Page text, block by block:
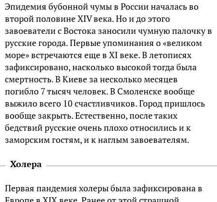
Эпидемия бубонной чумы в России началась во
второй половинеXIVвека. Но и до этого
завоеватели с Востока заносили чумную палочку в
русские города. Первые упоминания о «великом
море» встречаются еще в XI веке. В летописях
зафиксировано, насколько высокой тогда была
смертность. В Киеве за несколько месяцев
погибло 7 тысяч человек. В Смоленске вообще
выжило всего 10 счастливчиков. Город пришлось
вообще закрыть. Естественно, после таких
бедствий русские очень плохо относились и к
заморским гостям, и к наглым завоевателям.
Холера
Первая пандемия холеры была зафиксирована в